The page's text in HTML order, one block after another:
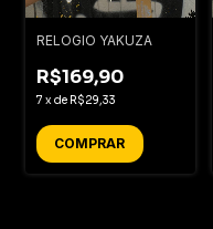
RELOGIO YAKUZA
R$169,90
7 xde R$29,33
COMPRAR